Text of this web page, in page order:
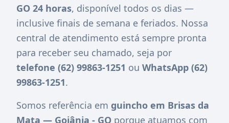
GO 24 horas, disponível todos os dias —
inclusive finais de semana e feriados. Nossa
central de atendimento está sempre pronta
para receber seu chamado, seja por
telefone (62) 99863-1251 ou WhatsApp (62)
99863-1251.
Somos referência em guincho em Brisas da
Mata — Goiânia - GO porque atuamos com